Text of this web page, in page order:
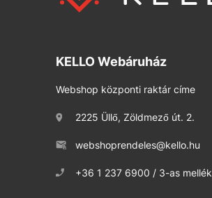
KELLO Webáruház
Webshop központi raktár címe
2225 Üllő, Zöldmező út. 2.
webshoprendeles@kello.hu
+36 1 237 6900 / 3-as mellék